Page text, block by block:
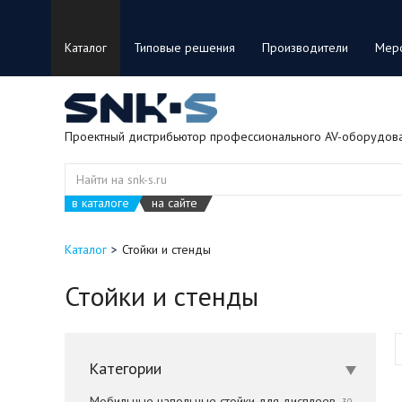
Каталог Типовые решения Производители
Проектный дистрибьютор профессионального AV-
в каталоге на сайте
Каталог Стойки и стенды
Стойки и стенды
Категории